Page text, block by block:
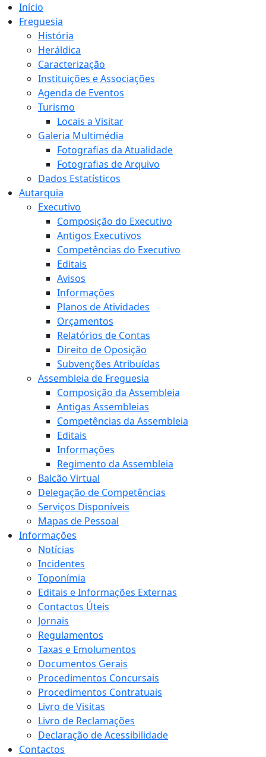
Início
Freguesia
História
Heráldica
Caracterização
Instituições e Associações
Agenda de Eventos
Turismo
Locais a Visitar
Galeria Multimédia
Fotografias da Atualidade
Fotografias de Arquivo
Dados Estatísticos
Autarquia
Executivo
Composição do Executivo
Antigos Executivos
Competências do Executivo
Editais
Avisos
Informações
Planos de Atividades
Orçamentos
Relatórios de Contas
Direito de Oposição
Subvenções Atribuídas
Assembleia de Freguesia
Composição da Assembleia
Antigas Assembleias
Competências da Assembleia
Editais
Informações
Regimento da Assembleia
Balcão Virtual
Delegação de Competências
Serviços Disponíveis
Mapas de Pessoal
Informações
Notícias
Incidentes
Toponímia
Editais e Informações Externas
Contactos Úteis
Jornais
Regulamentos
Taxas e Emolumentos
Documentos Gerais
Procedimentos Concursais
Procedimentos Contratuais
Livro de Visitas
Livro de Reclamações
Declaração de Acessibilidade
Contactos